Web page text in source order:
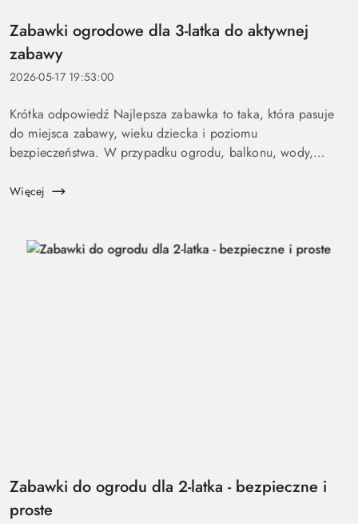
Zabawki ogrodowe dla 3-latka do aktywnej
zabawy
2026-05-17 19:53:00
Krótka odpowiedź Najlepsza zabawka to taka, która pasuje
do miejsca zabawy, wieku dziecka i poziomu
bezpieczeństwa. W przypadku ogrodu, balkonu, wody,
zasady, trwałość, ł...
Więcej
Zabawki do ogrodu dla 2-latka - bezpieczne i
proste